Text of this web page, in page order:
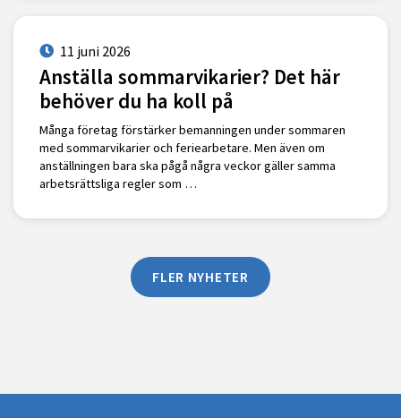
11 juni 2026
Anställa sommarvikarier? Det här
behöver du ha koll på
Många företag förstärker bemanningen under sommaren
med sommarvikarier och feriearbetare. Men även om
anställningen bara ska pågå några veckor gäller samma
arbetsrättsliga regler som …
FLER NYHETER